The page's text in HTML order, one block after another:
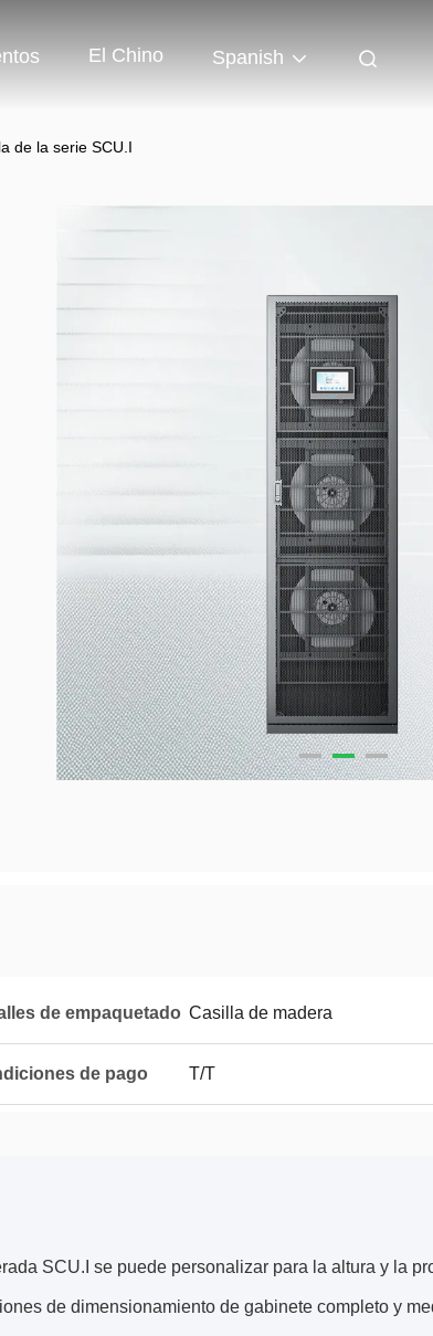
El Chino Spanish
de la serie SCU.I
de empaquetado Casilla de madera
de pago T/T
SCU.I se puede personalizar para la altura y la
de dimensionamiento de gabinete completo y